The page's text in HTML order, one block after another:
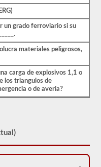
un grado ferroviario si su
materiales peligrosos,
carga de explosivos 1,1 o
los triangulos de
o de averia?